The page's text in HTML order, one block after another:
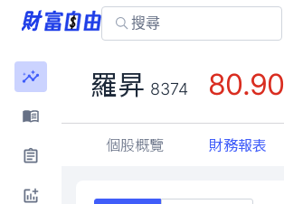
羅昇 8374 80.90
個股概覽 財務報表